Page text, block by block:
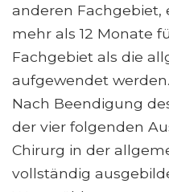
anderen Fachgebiet,
mehr als 12 Monate
Fachgebiet als die
aufgewendet werden.
Nach Beendigung
der vier folgenden
Chirurg in der
vollständig